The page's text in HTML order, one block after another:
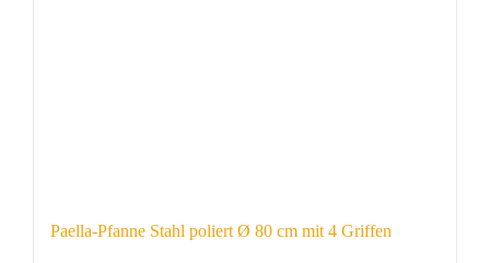
Paella-Pfanne Stahl poliert Ø 80 cm mit 4 Griffen